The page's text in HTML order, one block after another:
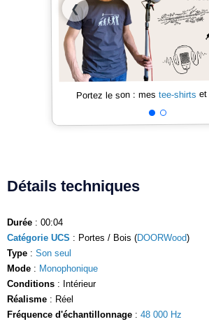
❮
Portez le son : mes tee-shirts et
Détails techniques
Durée : 00:04
Catégorie UCS : Portes / Bois (DOORWood)
Type : Son seul
Mode : Monophonique
Conditions : Intérieur
Réalisme : Réel
Fréquence d'échantillonnage : 48 000 Hz